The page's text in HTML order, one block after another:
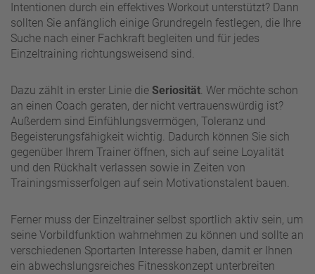
Intentionen durch ein effektives Workout unterstützt? Dann
sollten Sie anfänglich einige Grundregeln festlegen, die Ihre
Suche nach einer Fachkraft begleiten und für jedes
Einzeltraining richtungsweisend sind.
Dazu zählt in erster Linie die Seriosität. Wer möchte schon
an einen Coach geraten, der nicht vertrauenswürdig ist?
Außerdem sind Einfühlungsvermögen, Toleranz und
Begeisterungsfähigkeit wichtig. Dadurch können Sie sich
gegenüber Ihrem Trainer öffnen, sich auf seine Loyalität
und den Rückhalt verlassen sowie in Zeiten von
Trainingsmisserfolgen auf sein Motivationstalent bauen.
Ferner muss der Einzeltrainer selbst sportlich aktiv sein, um
seine Vorbildfunktion wahrnehmen zu können und sollte an
verschiedenen Sportarten Interesse haben, damit er Ihnen
ein abwechslungsreiches Fitnesskonzept unterbreiten